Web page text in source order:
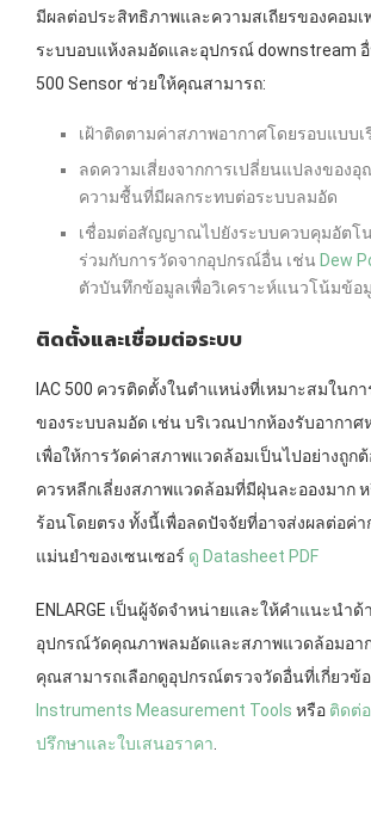
มีผลต่อประสิทธิภาพและความสเถียรของคอมเ
ระบบอบแห้งลมอัดและอุปกรณ์ downstream อื่
500 Sensor ช่วยให้คุณสามารถ:
เฝ้าติดตามค่าสภาพอากาศโดยรอบแบบเ
ลดความเสี่ยงจากการเปลี่ยนแปลงของ
ความชื้นที่มีผลกระทบต่อระบบลมอัด
เชื่อมต่อสัญญาณไปยังระบบควบคุมอัตโ
ร่วมกับการวัดจากอุปกรณ์อื่น เช่น Dew
ตัวบันทึกข้อมูลเพื่อวิเคราะห์แนวโน้มข้อ
ติดตั้งและเชื่อมต่อระบบ
IAC 500 ควรติดตั้งในตำแหน่งที่เหมาะสมในกา
ของระบบลมอัด เช่น บริเวณปากห้องรับอากาศ
เพื่อให้การวัดค่าสภาพแวดล้อมเป็นไปอย่างถูก
ควรหลีกเลี่ยงสภาพแวดล้อมที่มีฝุ่นละอองมาก
ร้อนโดยตรง ทั้งนี้เพื่อลดปัจจัยที่อาจส่งผลต่อค่
แม่นยำของเซนเซอร์ ดู Datasheet PDF
ENLARGE เป็นผู้จัดจำหน่ายและให้คำแนะนำด้
อุปกรณ์วัดคุณภาพลมอัดและสภาพแวดล้อมอาก
คุณสามารถเลือกดูอุปกรณ์ตรวจวัดอื่นที่เกี่ยวข้
Instruments Measurement Tools หรือ ติดต่
ปรึกษาและใบเสนอราคา